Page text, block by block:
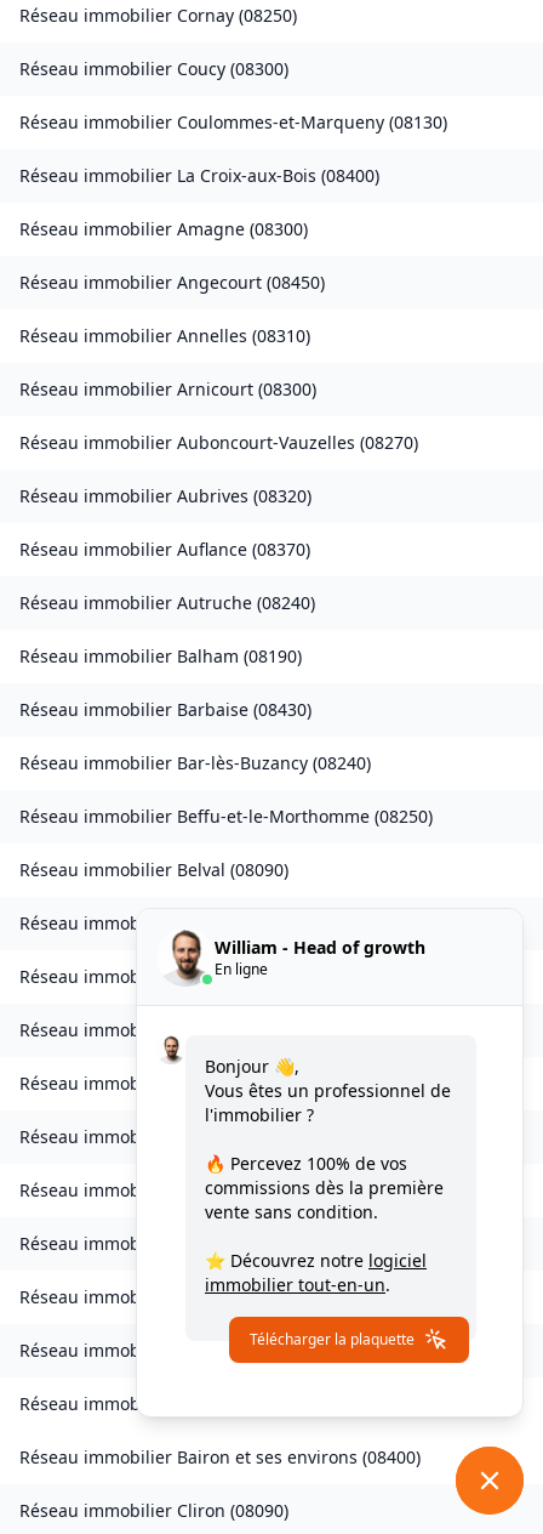
Réseau immobilier Cornay (08250)
Réseau immobilier Coucy (08300)
Réseau immobilier Coulommes-et-Marqueny (08130)
Réseau immobilier La Croix-aux-Bois (08400)
Réseau immobilier Amagne (08300)
Réseau immobilier Angecourt (08450)
Réseau immobilier Annelles (08310)
Réseau immobilier Arnicourt (08300)
Réseau immobilier Auboncourt-Vauzelles (08270)
Réseau immobilier Aubrives (08320)
Réseau immobilier Auflance (08370)
Réseau immobilier Autruche (08240)
Réseau immobilier Balham (08190)
Réseau immobilier Barbaise (08430)
Réseau immobilier Bar-lès-Buzancy (08240)
Réseau immobilier Beffu-et-le-Morthomme (08250)
Réseau immobilier Belval (08090)
Réseau immobilier
Réseau immobilierBourcq (08400
Réseau immobilier
Réseau immobilier Brévilly( 08140)
Réseau immobilier
Réseau immobilier Chagny(08430)
Réseau immobilier
Réseau immobilier Chardeny(08400)
Réseau immobilier Chatel-Chéhéry(08250)
Réseau immobilier
Réseau immobilier Bairon et ses environs (08400)
Réseau immobilier Cliron (08090)
William - Head of growth
En ligne
Bonjour 👋,
Vous êtes un professionnel de
l'immobilier ?
🔥 Percevez 100% de vos
commissions dès la première
vente sans condition.
⭐ Découvrez notre logiciel
immobilier tout-en-un.
Télécharger la plaquette